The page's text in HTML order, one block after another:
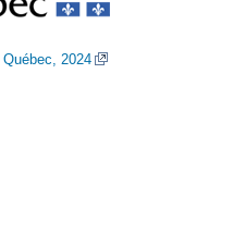
2024